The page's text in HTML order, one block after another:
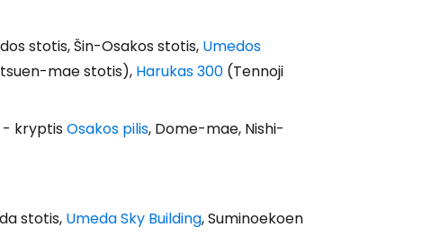
stotis, Šin-Osakos stotis, Umedos
mae stotis), Harukas 300 (Tennoji
- kryptisOsakos pilis, Dome-mae, Nishi-
stotis, Umeda Sky Building, Suminoekoen